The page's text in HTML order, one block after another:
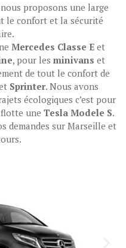
proposons une large
le confort et la sécurité
Mercedes Classe Eet
, pour les minivans et
de tout le confort de
Sprinter. Nous avons
écologiques c’est pour
une Tesla Modele S.
demandes sur Marseille et